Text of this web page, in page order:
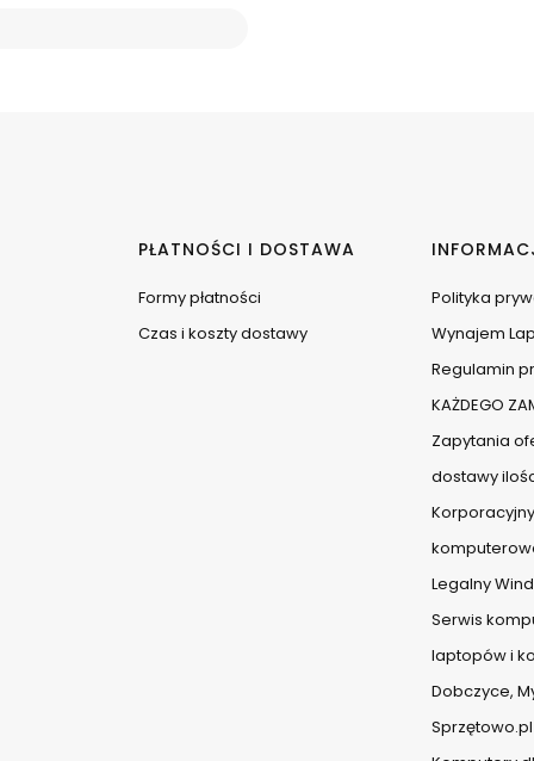
PŁATNOŚCI I DOSTAWA
Formy płatności
Czas i koszty dostawy
Polityka
Wynajem
Regulamin
KAŻDEGO
Zapytania
dostawy
Legalny
Serwis
laptopów i
Dobczyce,
Sprzętowo.pl